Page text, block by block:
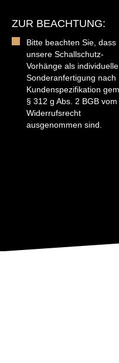
ZUR BEACHTUNG:
Bitte beachten Sie, dass
unsere Schallschutz-
Vorhänge als individuelle
Sonderanfertigung nach
Kundenspezifikation
§ 312 g Abs. 2 BGB vom
Widerrufsrecht
ausgenommen sind.